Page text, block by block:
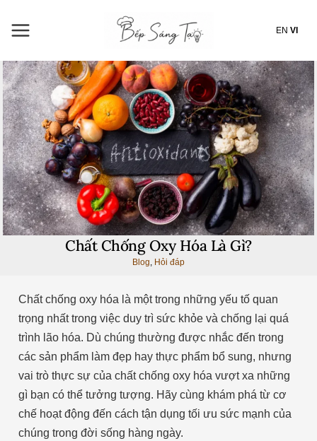
EN VI
Chất Chống Oxy Hóa Là Gì?
Blog, Hỏi đáp
Chất chống oxy hóa là một trong những yếu tố quan
trọng nhất trong việc duy trì sức khỏe và chống lại quá
trình lão hóa. Dù chúng thường được nhắc đến trong
các sản phẩm làm đẹp hay thực phẩm bổ sung, nhưng
vai trò thực sự của chất chống oxy hóa vượt xa những
gì bạn có thể tưởng tượng. Hãy cùng khám phá từ cơ
chế hoạt động đến cách tận dụng tối ưu sức mạnh của
chúng trong đời sống hàng ngày.